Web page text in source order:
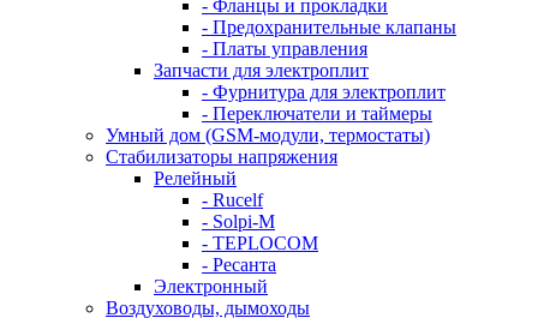
- Фланцы и прокладки
- Предохранительные клапаны
- Платы управления
Запчасти для электроплит
- Фурнитура для электроплит
- Переключатели и таймеры
Умный дом (GSM-модули, термостаты)
Cтабилизаторы напряжения
Релейный
- Rucelf
- Solpi-M
- TEPLOCOM
- Ресанта
Электронный
Воздуховоды, дымоходы